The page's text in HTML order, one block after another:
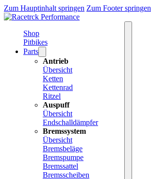
Zum Hauptinhalt springen Zum Footer springen
Shop
Pitbikes
Parts
Antrieb
Übersicht
Ketten
Kettenrad
Ritzel
Auspuff
Übersicht
Endschalldämpfer
Bremssystem
Übersicht
Bremsbeläge
Bremspumpe
Bremssattel
Bremsscheiben